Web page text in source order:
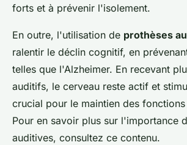
forts et à prévenir l'isolement.
En outre, l'utilisation de prothèses
ralentir le déclin cognitif, en
telles que l'Alzheimer. En recevant
auditifs, le cerveau reste actif et
crucial pour le maintien des
Pour en savoir plus sur l'importance
auditives, consultez ce contenu.